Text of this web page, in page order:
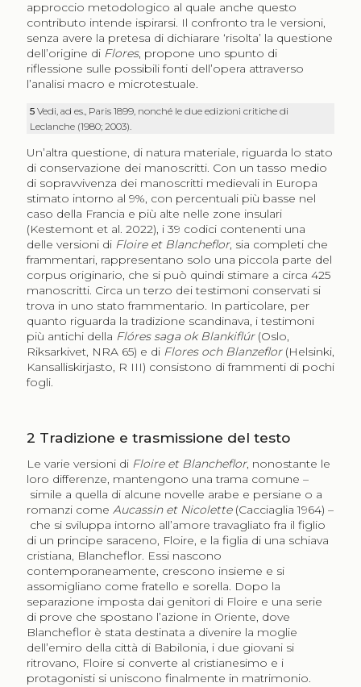
approccio metodologico al quale anche questo
contributo intende ispirarsi. Il confronto tra le versioni,
senza avere la pretesa di dichiarare ‘risolta’ la questione
dell’origine di Flores, propone uno spunto di
riflessione sulle possibili fonti dell’opera attraverso
l’analisi macro e microtestuale.
5Vedi, ad es., Paris 1899, nonché le due edizioni critiche di
Leclanche (1980; 2003).
Un’altra questione, di natura materiale, riguarda lo stato
di conservazione dei manoscritti. Con un tasso medio
di sopravvivenza dei manoscritti medievali in Europa
stimato intorno al 9%, con percentuali più basse nel
caso della Francia e più alte nelle zone insulari
(Kestemont et al. 2022), i 39 codici contenenti una
delle versioni di Floire et Blancheflor, sia completi che
frammentari, rappresentano solo una piccola parte del
corpus originario, che si può quindi stimare a circa 425
manoscritti. Circa un terzo dei testimoni conservati si
trova in uno stato frammentario. In particolare, per
quanto riguarda la tradizione scandinava, i testimoni
più antichi della Flóres saga ok Blankiflúr(Oslo,
Riksarkivet, NRA 65) e di Flores och Blanzeflor(Helsinki,
Kansalliskirjasto, R III) consistono di frammenti di pochi
fogli.
2 Tradizione e trasmissione del testo
Le varie versioni di Floire et Blancheflor, nonostante le
loro differenze, mantengono una trama comune –
simile a quella di alcune novelle arabe e persiane o a
romanzi come Aucassin et Nicolette (Cacciaglia 1964) –
che si sviluppa intorno all’amore travagliato fra il figlio
di un principe saraceno, Floire, e la figlia di una schiava
cristiana, Blancheflor. Essi nascono
contemporaneamente, crescono insieme e si
assomigliano come fratello e sorella. Dopo la
separazione imposta dai genitori di Floire e una serie
di prove che spostano l’azione in Oriente, dove
Blancheflor è stata destinata a divenire la moglie
dell’emiro della città di Babilonia, i due giovani si
ritrovano, Floire si converte al cristianesimo e i
protagonisti si uniscono finalmente in matrimonio.